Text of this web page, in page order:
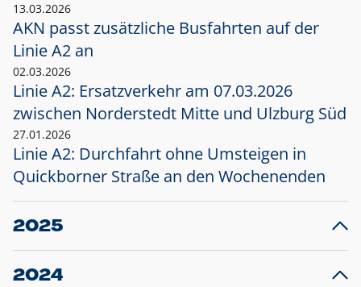
13.03.2026
AKN passt zusätzliche Busfahrten auf der
Linie A2 an
02.03.2026
Linie A2: Ersatzverkehr am 07.03.2026
zwischen Norderstedt Mitte und Ulzburg Süd
27.01.2026
Linie A2: Durchfahrt ohne Umsteigen in
Quickborner Straße an den Wochenenden
2025
23.12.2025
Projekt S5: Start der Bauarbeiten am
2024